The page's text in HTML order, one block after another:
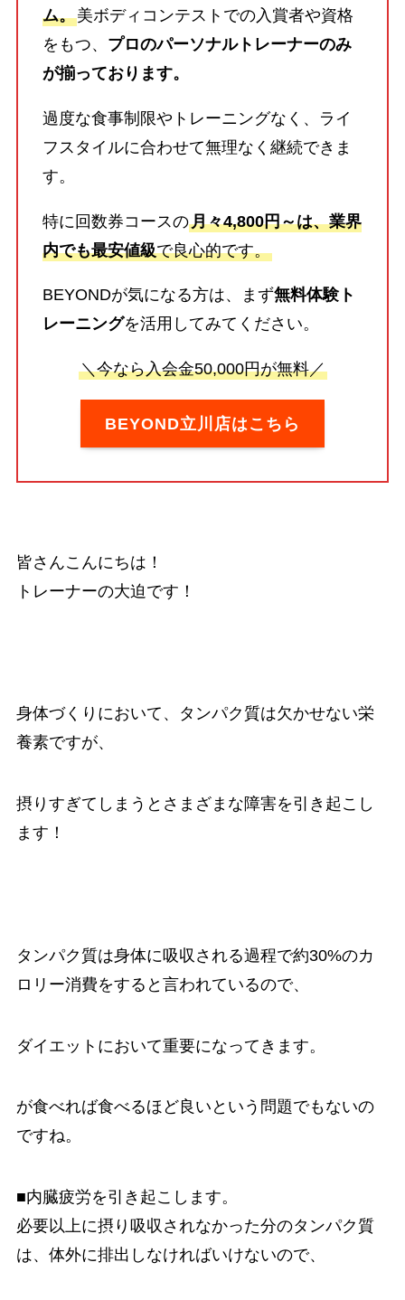
ム。美ボディコンテストでの入賞者や資格
をもつ、 プロのパーソナルトレーナーのみ
が揃っております。
過度な食事制限やトレーニングなく、ライ
フスタイルに合わせて無理なく継続できま
す。
特に回数券コースの月々4,800円～は、業界
内でも最安値級で良心的です。
BEYONDが気になる方は、まず無料体験ト
レーニングを活用してみてください。
＼今なら入会金50,000円が無料／
BEYOND立川店はこちら
皆さんこんにちは！
トレーナーの大迫です！
身体づくりにおいて、タンパク質は欠かせない栄
養素ですが、
摂りすぎてしまうとさまざまな障害を引き起こし
ます！
タンパク質は身体に吸収される過程で約30%のカ
ロリー消費をすると言われているので、
ダイエットにおいて重要になってきます。
が食べれば食べるほど良いという問題でもないの
ですね。
■内臓疲労を引き起こします。
必要以上に摂り吸収されなかった分のタンパク質
は、体外に排出しなければいけないので、